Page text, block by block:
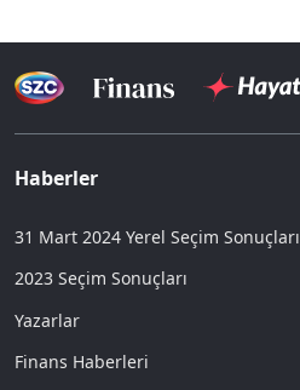
Haberler
31 Mart 2024 Yerel Seçim Sonuçları
2023 Seçim Sonuçları
Yazarlar
Finans Haberleri